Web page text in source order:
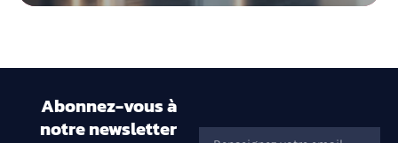
Abonnez-vous à
notre newsletter